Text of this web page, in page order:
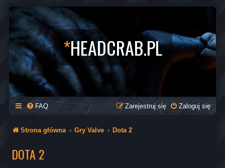
*HEADCRAB.PL
FAQ Zaloguj się
Zarejestruj się
Strona główna Gry Valve Dota 2
DOTA 2